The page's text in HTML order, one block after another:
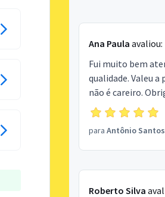
Ana Paula avaliou:
Fui muito bem
qualidade. Valeu
não é careiro.
para Antônio Santos
Roberto Silva